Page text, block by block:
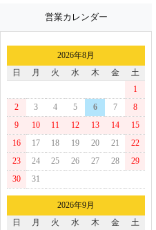
営業カレンダー
2026年8月
日
月 火 水 木 金
土
1
2
3 4 5 6 7
8
9
10 11 12 13 14
15
16
17 18 19 20 21
22
23
24 25 26 27 28
29
30
31
2026年9月
日
月 火 水 木 金
土